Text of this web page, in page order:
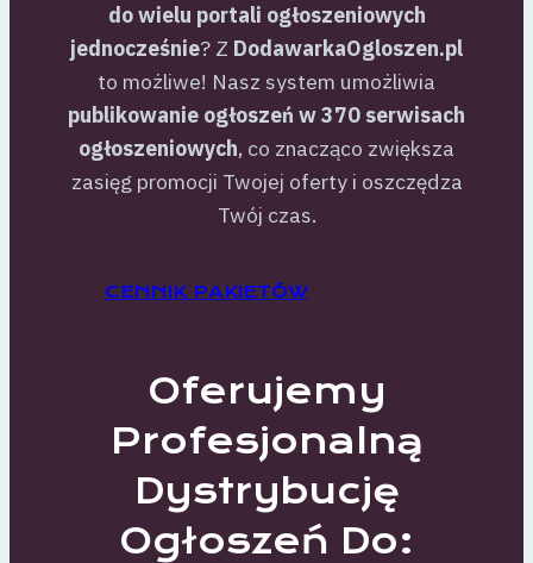
do wielu portali ogłoszeniowych
jednocześnie? Z DodawarkaOgloszen.pl
to możliwe! Nasz system umożliwia
publikowanie ogłoszeń w 370 serwisach
ogłoszeniowych, co znacząco zwiększa
zasięg promocji Twojej oferty i oszczędza
Twój czas.
CENNIK PAKIETÓW
Oferujemy
Profesjonalną
Dystrybucję
Ogłoszeń Do: